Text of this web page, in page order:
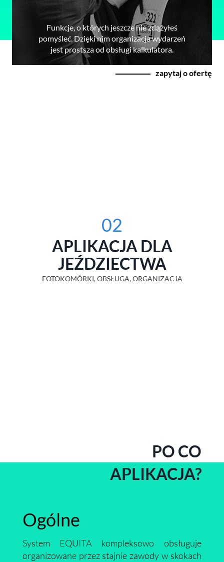
Funkcje, o których jeszcze nie zdążyłeś
pomyśleć. Dzięki nim organizacja wydarzeń
jest prostsza od obsługi kalkulatora.
zapytaj o ofertę
02
APLIKACJA DLA
JEŹDZIECTWA
FOTOKOMÓRKI, OBSŁUGA, ORGANIZACJA
PO CO
APLIKACJA?
Ogólne
System EQUITA kompleksowo obsługuje
organizowane przez stajnie zawody w skokach